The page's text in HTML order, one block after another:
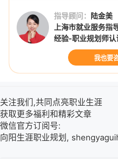
指导顾问： 陆金美
上海市就业服务指
经验-职业规划师
我也要
关注我们,共同点亮职业生涯
获取更多福利和精彩文章
微信官方订阅号:
向阳生涯职业规划,